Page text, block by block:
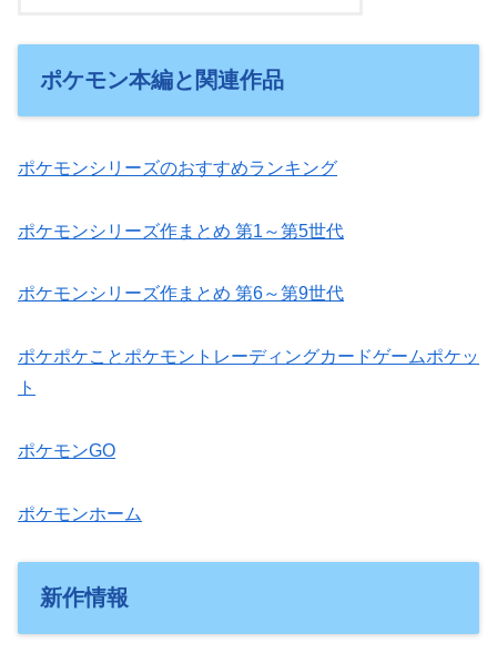
ポケモン本編と関連作品
ポケモンシリーズのおすすめランキング
ポケモンシリーズ作まとめ 第1～第5世代
ポケモンシリーズ作まとめ 第6～第9世代
ポケポケことポケモントレーディングカードゲームポケッ
ト
ポケモンGO
ポケモンホーム
新作情報